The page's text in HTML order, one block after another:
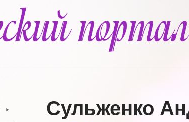
Сульженко